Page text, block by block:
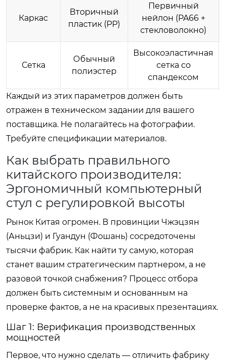
Каркас
Вторичный
пластик (PP)
Первичный
нейлон (PA66 +
стекловолокно)
Сетка
Обычный
полиэстер
Высокоэластичная
сетка со
спандексом
Каждый из этих параметров должен быть
отражен в техническом задании для вашего
поставщика. Не полагайтесь на фотографии.
Требуйте спецификации материалов.
Как выбрать правильного
китайского производителя:
Эргономичный компьютерный
стул с регулировкой высоты
Рынок Китая огромен. В провинции Чжэцзян
(Аньцзи) и Гуандун (Фошань) сосредоточены
тысячи фабрик. Как найти ту самую, которая
станет вашим стратегическим партнером, а не
разовой точкой снабжения? Процесс отбора
должен быть системным и основанным на
проверке фактов, а не на красивых презентациях.
Шаг 1: Верификация производственных
мощностей
Первое, что нужно сделать — отличить фабрику